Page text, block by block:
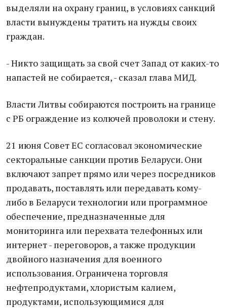
выделяли на охрану границ, в условиях санкций
власти вынуждены тратить на нужды своих
граждан.
- Никто защищать за свой счет Запад от каких-то
напастей не собирается, - сказал глава МИД.
Власти Литвы собираются построить на границе
с РБ ограждение из колючей проволоки и стену.
21 июня Совет ЕС согласовал экономические
секторальные санкции против Беларуси. Они
включают запрет прямо или через посредников
продавать, поставлять или передавать кому-
либо в Беларуси технологии или программное
обеспечение, предназначенные для
мониторинга или перехвата телефонных или
интернет - переговоров, а также продукции
двойного назначения для военного
использования. Ограничена торговля
нефтепродуктами, хлористым калием,
продуктами, использующимися для